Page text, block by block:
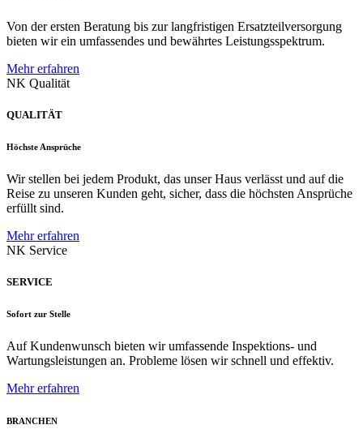
Von der ersten Beratung bis zur langfristigen Ersatzteilversorgung
bieten wir ein umfassendes und bewährtes Leistungsspektrum.
Mehr erfahren
NK Qualität
QUALITÄT
Höchste Ansprüche
Wir stellen bei jedem Produkt, das unser Haus verlässt und auf die
Reise zu unseren Kunden geht, sicher, dass die höchsten Ansprüche
erfüllt sind.
Mehr erfahren
NK Service
SERVICE
Sofort zur Stelle
Auf Kundenwunsch bieten wir umfassende Inspektions- und
Wartungsleistungen an. Probleme lösen wir schnell und effektiv.
Mehr erfahren
BRANCHEN